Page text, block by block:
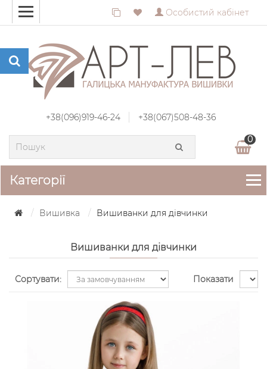
Особистий кабінет
+38(096)919-46-24 +38(067)508-48-36
0
Категорії
Вишивка Вишиванки для дівчинки
Вишиванки для дівчинки
Сортувати: Показати